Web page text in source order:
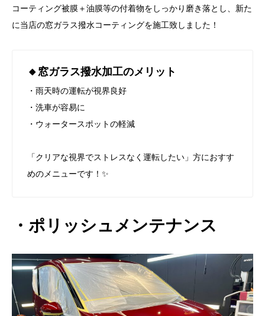
コーティング被膜＋油膜等の付着物をしっかり磨き落とし、新た
に当店の窓ガラス撥水コーティングを施工致しました！
🔸 窓ガラス撥水加工のメリット
・雨天時の運転が視界良好
・洗車が容易に
・ウォータースポットの軽減
「クリアな視界でストレスなく運転したい」方におすす
めのメニューです！✨
・ポリッシュメンテナンス